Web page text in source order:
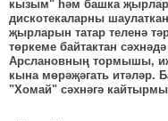
кызым" һәм башка җырлар
дискотекаларны
җырларын татар теленә
төркеме байтактан
Арслановның тормышы,
кына мөрәҗәгать итәләр.
"Хомай" сәхнәгә